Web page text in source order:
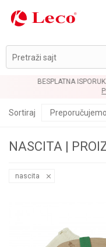
Pretraži sajt
NASCITA |
Sortiraj
nascita